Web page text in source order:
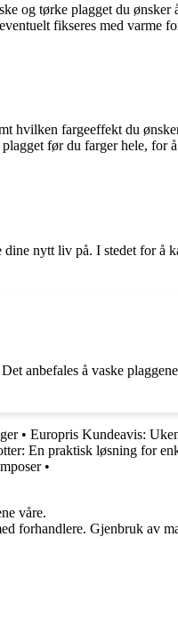
og tørke plagget du
fikseres med varme
fargeeffekt du
før du farger hele, for
nytt liv på. I stedet for å
anbefales å vaske
• Europris Kundeavis:
En praktisk løsning for
•
våre.
forhandlere. Gjenbruk av